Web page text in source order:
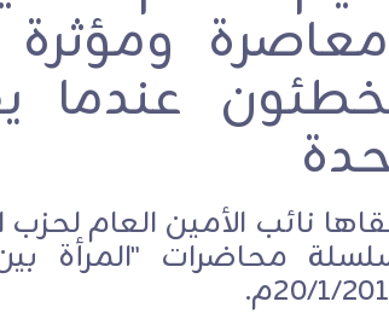
ومؤثرة
عندما
نائب الأمين العام
محاضرات "المرأة